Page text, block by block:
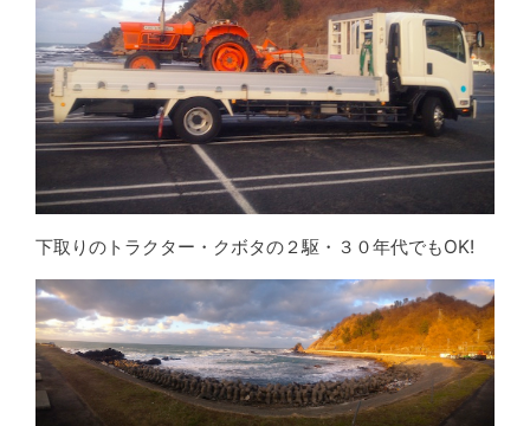
下取りのトラクター・クボタの２駆・３０年代でもOK!